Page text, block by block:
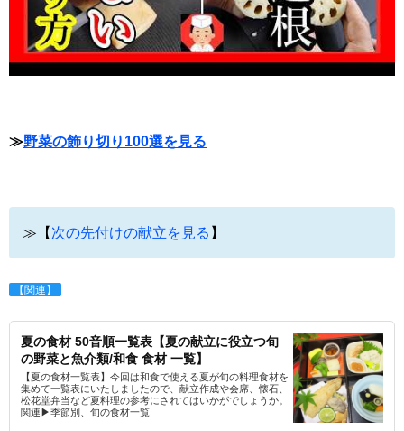
≫野菜の飾り切り100選を見る
≫【 次の先付けの献立を見る 】
【関連】
夏の食材 50音順一覧表【夏の献立に役立つ旬
の野菜と魚介類/和食 食材 一覧】
【夏の食材一覧表】今回は和食で使える夏が旬の料理食材を
集めて一覧表にいたしましたので、献立作成や会席、懐石、
松花堂弁当など夏料理の参考にされてはいかがでしょうか。
関連▶季節別、旬の食材一覧